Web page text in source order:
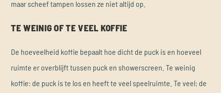
maar scheef tampen lossen ze niet altijd op.
TE WEINIG OF TE VEEL KOFFIE
De hoeveelheid koffie bepaalt hoe dicht de puck is en hoeveel
ruimte er overblijft tussen puck en showerscreen. Te weinig
koffie: de puck is te los en heeft te veel speelruimte. Te veel: de